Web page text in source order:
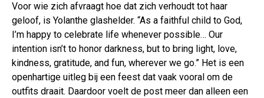
Voor wie zich afvraagt hoe dat zich verhoudt tot haar
geloof, is Yolanthe glashelder. “As a faithful child to God,
I’m happy to celebrate life whenever possible… Our
intention isn’t to honor darkness, but to bring light, love,
kindness, gratitude, and fun, wherever we go.” Het is een
openhartige uitleg bij een feest dat vaak vooral om de
outfits draait. Daardoor voelt de post meer dan alleen een